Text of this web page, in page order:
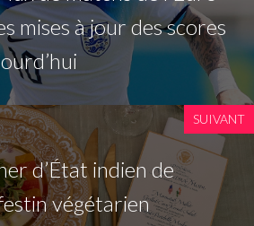
mises à jour des scores
SUIVANT
d’État indien de
végétarien